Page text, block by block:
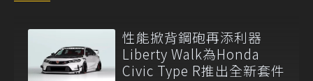
性能掀背鋼砲再添利器
Liberty Walk為Honda
Civic Type R推出全新套件